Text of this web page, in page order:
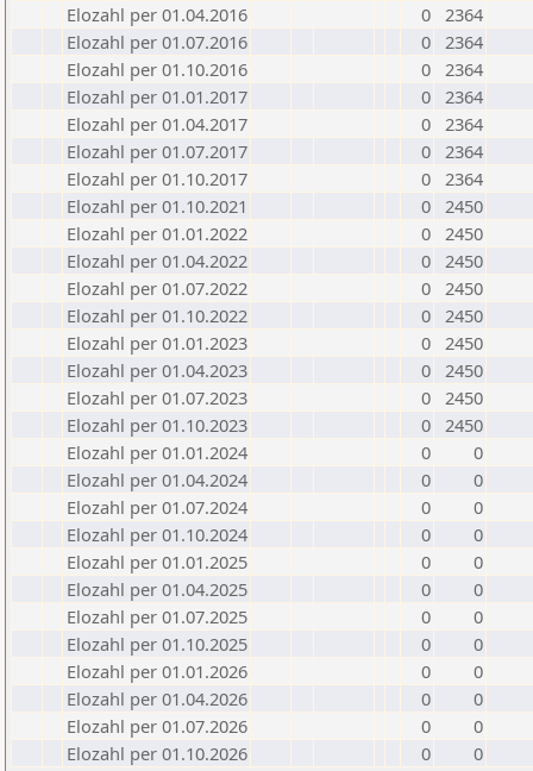
Elozahl per 01.04.2016
0 2364
Elozahl per 01.07.2016
0 2364
Elozahl per 01.10.2016
0 2364
Elozahl per 01.01.2017
0 2364
Elozahl per 01.04.2017
0 2364
Elozahl per 01.07.2017
0 2364
Elozahl per 01.10.2017
0 2364
Elozahl per 01.10.2021
0 2450
Elozahl per 01.01.2022
0 2450
Elozahl per 01.04.2022
0 2450
Elozahl per 01.07.2022
0 2450
Elozahl per 01.10.2022
0 2450
Elozahl per 01.01.2023
0 2450
Elozahl per 01.04.2023
0 2450
Elozahl per 01.07.2023
0 2450
Elozahl per 01.10.2023
0 2450
Elozahl per 01.01.2024
0
0
Elozahl per 01.04.2024
0
0
Elozahl per 01.07.2024
0
0
Elozahl per 01.10.2024
0
0
Elozahl per 01.01.2025
0
0
Elozahl per 01.04.2025
0
0
Elozahl per 01.07.2025
0
0
Elozahl per 01.10.2025
0
0
Elozahl per 01.01.2026
0
0
Elozahl per 01.04.2026
0
0
Elozahl per 01.07.2026
0
0
Elozahl per 01.10.2026
0 0